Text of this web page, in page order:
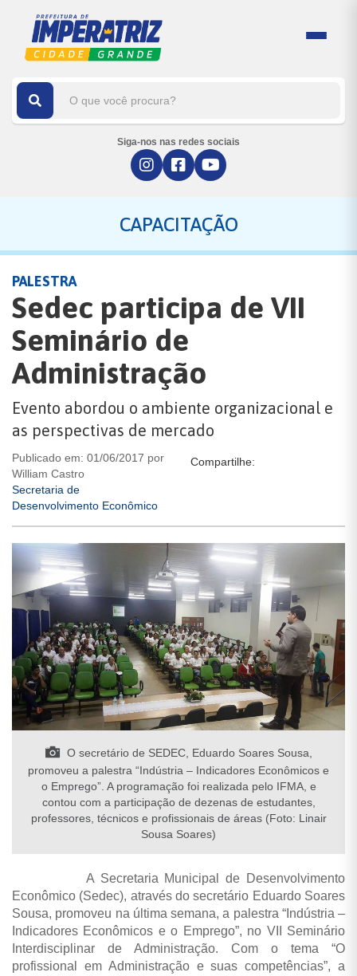
Siga-nos nas redes sociais
CAPACITAÇÃO
PALESTRA
Sedec participa de VII
Seminário de
Administração
Evento abordou o ambiente organizacional e
as perspectivas de mercado
Publicado em: 01/06/2017 por
William Castro
Secretaria de
Desenvolvimento Econômico
Compartilhe:
O secretário de SEDEC, Eduardo Soares Sousa,
promoveu a palestra “Indústria – Indicadores Econômicos e
o Emprego”. A programação foi realizada pelo IFMA, e
contou com a participação de dezenas de estudantes,
professores, técnicos e profissionais de áreas (Foto: Linair
Sousa Soares)
A Secretaria Municipal de Desenvolvimento
Econômico (Sedec), através do secretário Eduardo Soares
Sousa, promoveu na última semana, a palestra “Indústria –
Indicadores Econômicos e o Emprego”, no VII Seminário
Interdisciplinar de Administração. Com o tema “O
profissional em Administração e suas competências”, a